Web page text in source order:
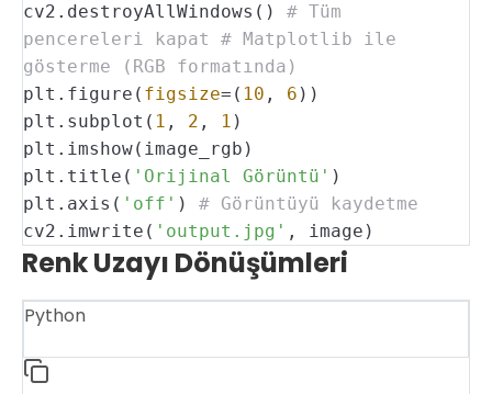
cv2.destroyAllWindows() # Tüm
pencereleri kapat
# Matplotlib ile
gösterme (RGB formatında)
plt.figure( figsize=( 10 , 6 ))
plt.subplot( 1 , 2 , 1 )
plt.imshow(image_rgb)
plt.title( 'Orijinal Görüntü' )
plt.axis( 'off' )
# Görüntüyü kaydetme
cv2.imwrite( 'output.jpg' , image)
Renk Uzayı Dönüşümleri
Python